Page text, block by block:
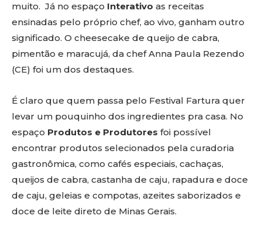
muito. Já no espaço Interativo as receitas
ensinadas pelo próprio chef, ao vivo, ganham outro
significado. O cheesecake de queijo de cabra,
pimentão e maracujá, da chef Anna Paula Rezendo
(CE) foi um dos destaques.
É claro que quem passa pelo Festival Fartura quer
levar um pouquinho dos ingredientes pra casa. No
espaço Produtos e Produtores foi possível
encontrar produtos selecionados pela curadoria
gastronômica, como cafés especiais, cachaças,
queijos de cabra, castanha de caju, rapadura e doce
de caju, geleias e compotas, azeites saborizados e
doce de leite direto de Minas Gerais.